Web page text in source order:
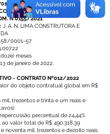
2022
N°012/2022
N°0155/2021
J. A. N. LIMA CONSTRUTORA E
0001-57
meses
13 de janeiro de 2022.
- CONTRATO Nº012/2022
do objeto contratual global em R$
mil, trezentos e trinta e um reais e
percentual de 24,44%
valor total de R$ 490.318,39
noventa mil, trezentos e dezoito reais